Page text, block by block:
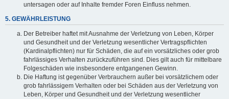
untersagen oder auf Inhalte fremder Foren Einfluss nehmen.
5. GEWÄHRLEISTUNG
Der Betreiber haftet mit Ausnahme der Verletzung von Leben, Körper
und Gesundheit und der Verletzung wesentlicher Vertragspflichten
(Kardinalpflichten) nur für Schäden, die auf ein vorsätzliches oder grob
fahrlässiges Verhalten zurückzuführen sind. Dies gilt auch für mittelbare
Folgeschäden wie insbesondere entgangenen Gewinn.
Die Haftung ist gegenüber Verbrauchern außer bei vorsätzlichem oder
grob fahrlässigem Verhalten oder bei Schäden aus der Verletzung von
Leben, Körper und Gesundheit und der Verletzung wesentlicher